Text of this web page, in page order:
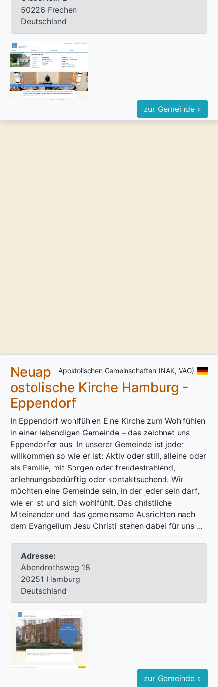
50226 Frechen
Deutschland
zur Gemeinde »
Apostolischen Gemeinschaften (NAK, VAG)
Neuap
ostolische Kirche Hamburg -
Eppendorf
In Eppendorf wohlfühlen Eine Kirche zum Wohlfühlen
in einer lebendigen Gemeinde – das zeichnet uns
Eppendorfer aus. In unserer Gemeinde ist jeder
willkommen so wie er ist: Aktiv oder still, alleine oder
als Familie, mit Sorgen oder freudestrahlend,
anlehnungsbedürftig oder kontaktsuchend. Wir
möchten eine Gemeinde sein, in der jeder sein darf,
wie er ist und sich wohlfühlt. Das christliche
Miteinander und das gemeinsame Ausrichten nach
dem Evangelium Jesu Christi stehen dabei für uns ...
Adresse:
Abendrothsweg 18
20251 Hamburg
Deutschland
zur Gemeinde »